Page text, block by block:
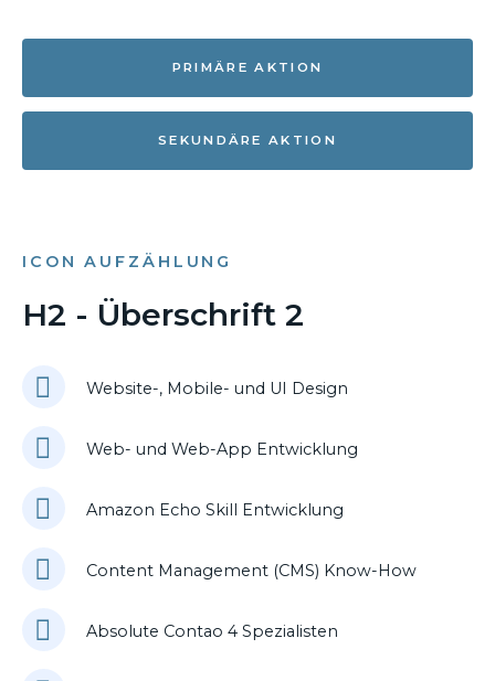
PRIMÄRE AKTION
SEKUNDÄRE AKTION
ICON AUFZÄHLUNG
H2 - Überschrift 2
Website-, Mobile- und UI Design
Web- und Web-App Entwicklung
Amazon Echo Skill Entwicklung
Content Management (CMS) Know-How
Absolute Contao 4 Spezialisten